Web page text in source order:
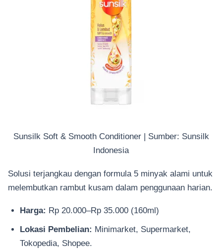
Sunsilk Soft & Smooth Conditioner | Sumber: Sunsilk
Indonesia
Solusi terjangkau dengan formula 5 minyak alami untuk
melembutkan rambut kusam dalam penggunaan harian.
Harga: Rp 20.000–Rp 35.000 (160ml)
Lokasi Pembelian: Minimarket, Supermarket,
Tokopedia, Shopee.